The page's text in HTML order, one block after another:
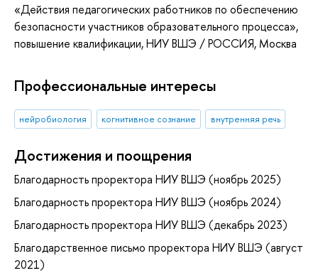
«Действия педагогических работников по обеспечению
безопасности участников образовательного процесса»,
повышение квалификации, НИУ ВШЭ / РОССИЯ, Москва
Профессиональные интересы
нейробиология когнитивное сознание внутренняя речь
Достижения и поощрения
Благодарность проректора НИУ ВШЭ (ноябрь 2025)
Благодарность проректора НИУ ВШЭ (ноябрь 2024)
Благодарность проректора НИУ ВШЭ (декабрь 2023)
Благодарственное письмо проректора НИУ ВШЭ (август
2021)